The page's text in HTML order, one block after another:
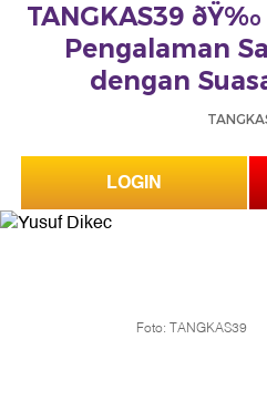
Loading...
TANGKAS39
Pengalaman
dengan
LOGIN
Foto: TANGKAS39